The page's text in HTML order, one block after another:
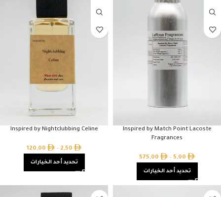
Inspired by Match Point Lacoste
Fragrances
5,00
–
575,00
تحديد أحد الخيارات
Inspired by Nightclubbing Celine
2,50
–
120,00
تحديد أحد الخيارات